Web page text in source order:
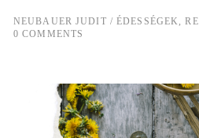
NEUBAUER JUDIT ÉDESSÉGEK ,
0 COMMENTS